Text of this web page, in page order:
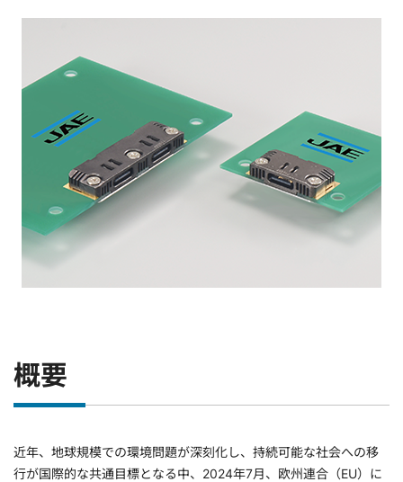
概要
近年、地球規模での環境問題が深刻化し、持続可能な社会への移
行が国際的な共通目標となる中、2024年7月、欧州連合（EU）に